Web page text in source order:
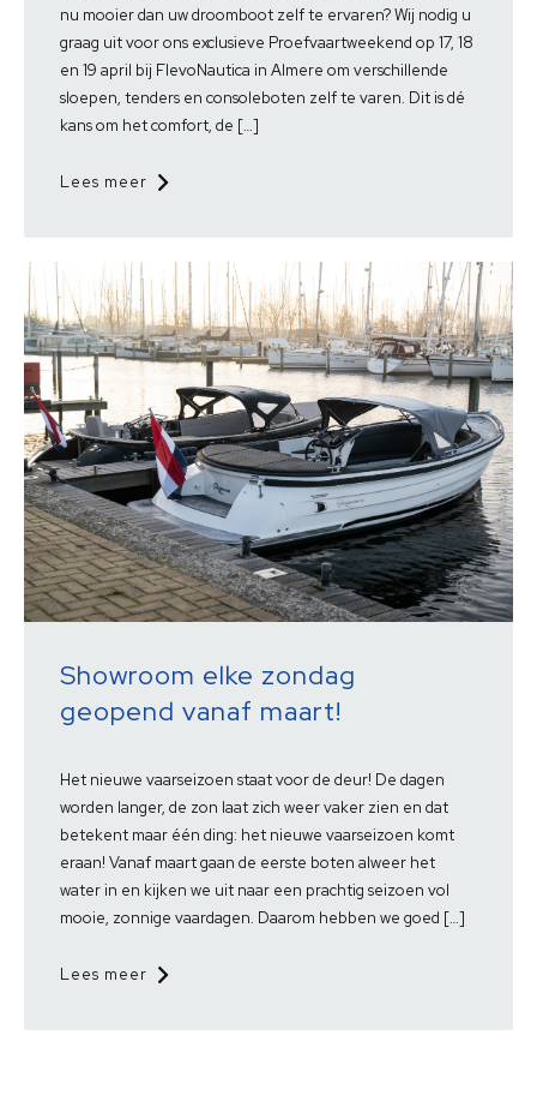
nu mooier dan uw droomboot zelf te ervaren? Wij nodig u
graag uit voor ons exclusieve Proefvaartweekend op 17, 18
en 19 april bij FlevoNautica in Almere om verschillende
sloepen, tenders en consoleboten zelf te varen. Dit is dé
kans om het comfort, de […]
Lees meer
Showroom elke zondag
geopend vanaf maart!
Het nieuwe vaarseizoen staat voor de deur! De dagen
worden langer, de zon laat zich weer vaker zien en dat
betekent maar één ding: het nieuwe vaarseizoen komt
eraan! Vanaf maart gaan de eerste boten alweer het
water in en kijken we uit naar een prachtig seizoen vol
mooie, zonnige vaardagen. Daarom hebben we goed […]
Lees meer